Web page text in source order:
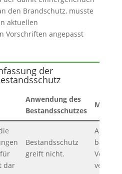
den Brandschutz, musste
aktuellen
Vorschriften angepasst
der
Anwendung des
Bestandsschutzes
dar
Bestandsschutz
greift nicht.